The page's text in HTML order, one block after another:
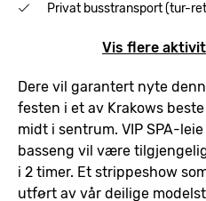
Privat busstransport (tur-
Vis flere
Dere vil garantert nyte
festen i et av Krakows
midt i sentrum. VIP SPA-
basseng vil være
i 2 timer. Et strippeshow
utført av vår deilige